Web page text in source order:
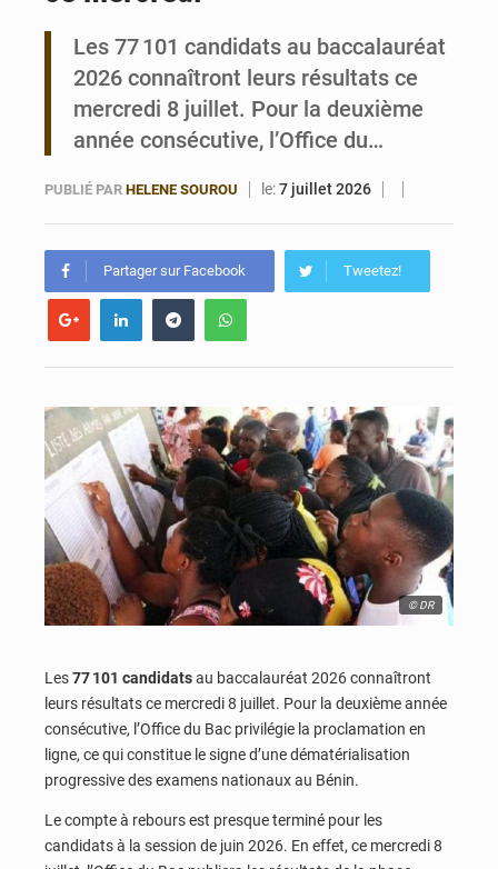
Bénin : Le CEG La Verdure de Ouèdo fait sa mue pour la rentrée
Les 77 101 candidats au baccalauréat
2026 connaîtront leurs résultats ce
mercredi 8 juillet. Pour la deuxième
année consécutive, l’Office du…
PUBLIÉ PAR HELENE SOUROU le:7 juillet 2026
Partager sur Facebook Tweetez!
© DR
Les77 101 candidatsau baccalauréat 2026 connaîtront
leurs résultats ce mercredi 8 juillet. Pour la deuxième année
consécutive, l’Office du Bac privilégie la proclamation en
ligne, ce qui constitue le signe d’une dématérialisation
progressive des examens nationaux au Bénin.
Le compte à rebours est presque terminé pour les
candidats à la session de juin 2026. En effet, ce mercredi 8